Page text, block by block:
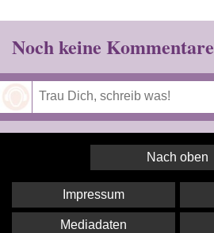
Noch keine Kommentare
Nach oben
Impressum
Mediadaten